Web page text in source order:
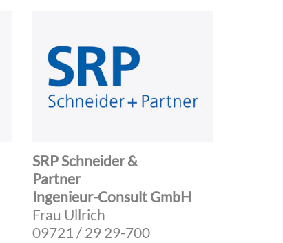
SRP Schneider &
Partner
Ingenieur-Consult GmbH
Frau Ullrich
09721 / 29 29-700